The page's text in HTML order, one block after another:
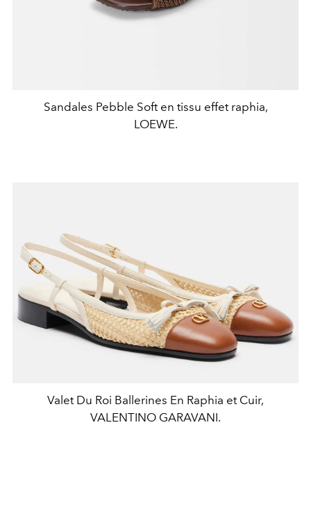
Sandales Pebble Soft en tissu effet raphia,
LOEWE.
Valet Du Roi Ballerines En Raphia et Cuir,
VALENTINO GARAVANI.